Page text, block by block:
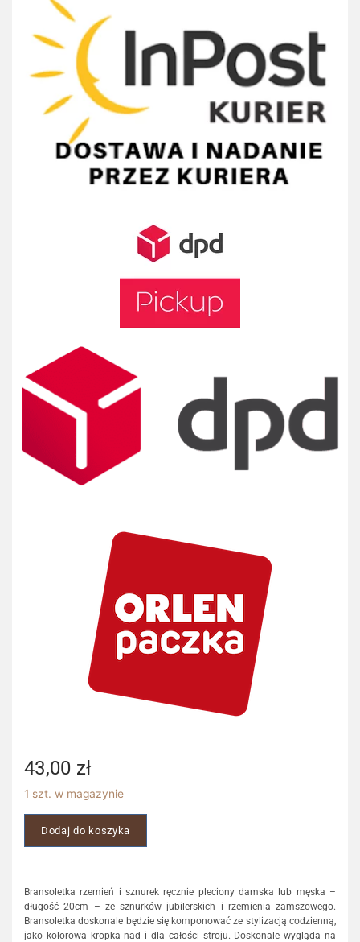
43,00 zł
1 szt. w magazynie
Dodaj do koszyka
Bransoletka rzemień i sznurek ręcznie pleciony damska lub męska –
długość 20cm – ze sznurków jubilerskich i rzemienia zamszowego.
Bransoletka doskonale będzie się komponować ze stylizacją codzienną,
jako kolorowa kropka nad i dla całości stroju. Doskonale wygląda na